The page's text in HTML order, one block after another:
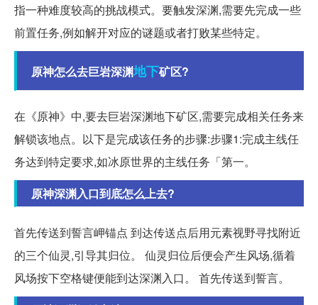
指一种难度较高的挑战模式。要触发深渊,需要先完成一些
前置任务,例如解开对应的谜题或者打败某些特定。
原神怎么去巨岩深渊地下矿区?
在《原神》中,要去巨岩深渊地下矿区,需要完成相关任务来
解锁该地点。以下是完成该任务的步骤:步骤1:完成主线任
务达到特定要求,如冰原世界的主线任务「第一。
原神深渊入口到底怎么上去?
首先传送到誓言岬锚点 到达传送点后用元素视野寻找附近
的三个仙灵,引导其归位。 仙灵归位后便会产生风场,循着
风场按下空格键便能到达深渊入口。 首先传送到誓言。